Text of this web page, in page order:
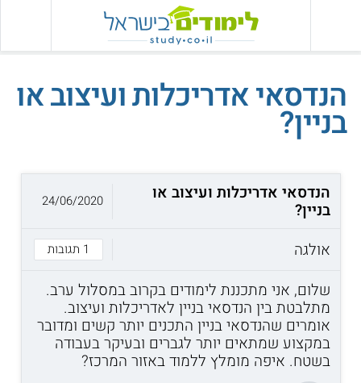
הנדסאי אדריכלות ועיצוב או
בניין?
הנדסאי אדריכלות ועיצוב או
בניין?
אולגה
1 תגובות
24/06/2020
שלום, אני מתכננת לימודים בקרוב במסלול ערב.
מתלבטת בין הנדסאי בניין לאדריכלות ועיצוב.
אומרים שהנדסאי בניין התכנים יותר קשים ומדובר
במקצוע שמתאים יותר לגברים ובעיקר בעבודה
בשטח. איפה מומלץ ללמוד באזור המרכז?